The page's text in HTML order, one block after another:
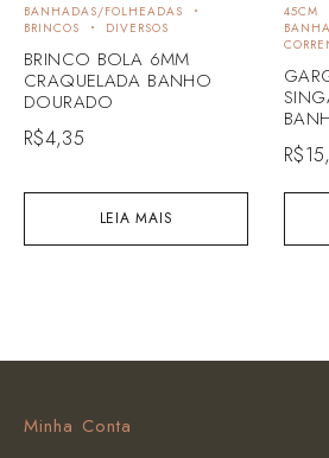
LEIA MAIS
BANHADAS/FOLHEADAS
BRINCOS
DIVERSOS
BRINCO BOLA 6MM
CRAQUELADA BANHO
DOURADO
R$4,35
45CM
R$
Minha Conta